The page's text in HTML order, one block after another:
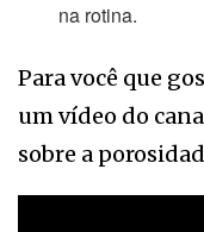
na rotina.
Para você que
um vídeo do
sobre a